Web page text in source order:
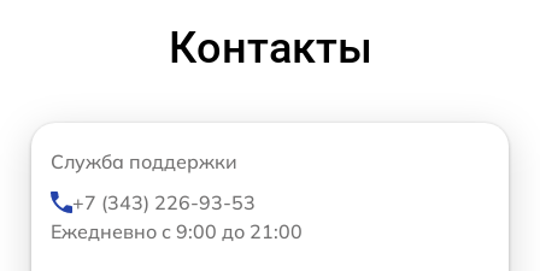
Контакты
Служба поддержки
+7 (343) 226-93-53
Ежедневно с 9:00 до 21:00